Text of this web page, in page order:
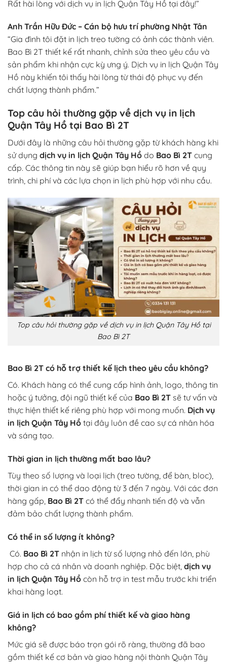
Rất hài lòng với dịch vụ in lịch Quận Tây Hồ tại đây!”
Anh Trần Hữu Đức – Cán bộ hưu trí phường Nhật Tân
“Gia đình tôi đặt in lịch treo tường có ảnh các thành viên.
Bao Bì 2T thiết kế rất nhanh, chỉnh sửa theo yêu cầu và
sản phẩm khi nhận cực kỳ ưng ý. Dịch vụ in lịch Quận Tây
Hồ này khiến tôi thấy hài lòng từ thái độ phục vụ đến
chất lượng thành phẩm.”
Top câu hỏi thường gặp về dịch vụ in lịch
Quận Tây Hồ tại Bao Bì 2T
Dưới đây là những câu hỏi thường gặp từ khách hàng khi
sử dụng dịch vụ in lịch Quận Tây Hồ do Bao Bì 2T cung
cấp. Các thông tin này sẽ giúp bạn hiểu rõ hơn về quy
trình, chi phí và các lựa chọn in lịch phù hợp với nhu cầu.
Top câu hỏi thường gặp về dịch vụ in lịch Quận Tây Hồ tại
Bao Bì 2T
Bao Bì 2T có hỗ trợ thiết kế lịch theo yêu cầu không?
Có. Khách hàng có thể cung cấp hình ảnh, logo, thông tin
hoặc ý tưởng, đội ngũ thiết kế của Bao Bì 2T sẽ tư vấn và
thực hiện thiết kế riêng phù hợp với mong muốn. Dịch vụ
in lịch Quận Tây Hồ tại đây luôn đề cao sự cá nhân hóa
và sáng tạo.
Thời gian in lịch thường mất bao lâu?
Tùy theo số lượng và loại lịch (treo tường, để bàn, bloc),
thời gian in có thể dao động từ 3 đến 7 ngày. Với các đơn
hàng gấp, Bao Bì 2T có thể đẩy nhanh tiến độ và vẫn
đảm bảo chất lượng thành phẩm.
Có thể in số lượng ít không?
Có. Bao Bì 2T nhận in lịch từ số lượng nhỏ đến lớn, phù
hợp cho cả cá nhân và doanh nghiệp. Đặc biệt, dịch vụ
in lịch Quận Tây Hồ còn hỗ trợ in test mẫu trước khi triển
khai hàng loạt.
Giá in lịch có bao gồm phí thiết kế và giao hàng
không?
Mức giá sẽ được báo trọn gói rõ ràng, thường đã bao
gồm thiết kế cơ bản và giao hàng nội thành Quận Tây